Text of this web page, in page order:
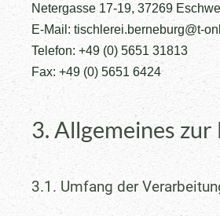
Netergasse 17-19, 37269
E-Mail: tischlerei.berneburg@t-
Telefon: +49 (0) 5651 31813
Fax: +49 (0) 5651 6424
3. Allgemeines
3.1. Umfang der